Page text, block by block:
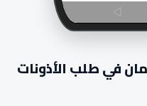
في طلب الأذونات